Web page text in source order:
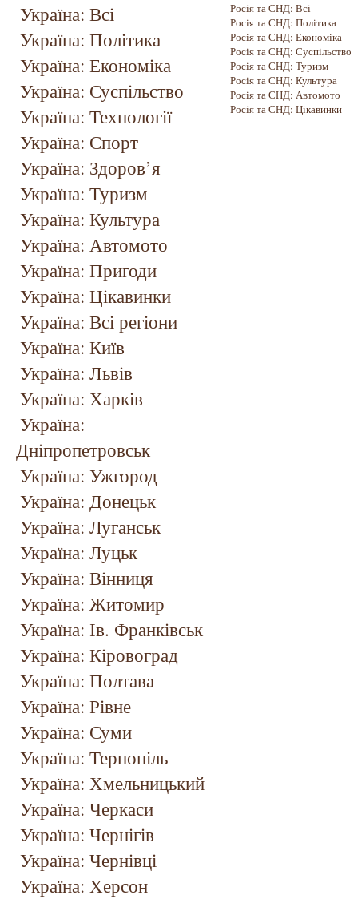
Україна: Всі
Україна: Політика
Україна: Економіка
Україна: Суспільство
Україна: Технології
Україна: Спорт
Україна: Здоров’я
Україна: Туризм
Україна: Культура
Україна: Автомото
Україна: Пригоди
Україна: Цікавинки
Україна: Всі регіони
Україна: Київ
Україна: Львів
Україна: Харків
Україна:
Дніпропетровськ
Україна: Ужгород
Україна: Донецьк
Україна: Луганськ
Україна: Луцьк
Україна: Вінниця
Україна: Житомир
Україна: Ів. Франківськ
Україна: Кіровоград
Україна: Полтава
Україна: Рівне
Україна: Суми
Україна: Тернопіль
Україна: Хмельницький
Україна: Черкаси
Україна: Чернігів
Україна: Чернівці
Україна: Херсон
Росія та СНД: Всі
Росія та СНД: Політика
Росія та СНД: Економіка
Росія та СНД: Суспільство
Росія та СНД: Туризм
Росія та СНД: Культура
Росія та СНД: Автомото
Росія та СНД: Цікавинки